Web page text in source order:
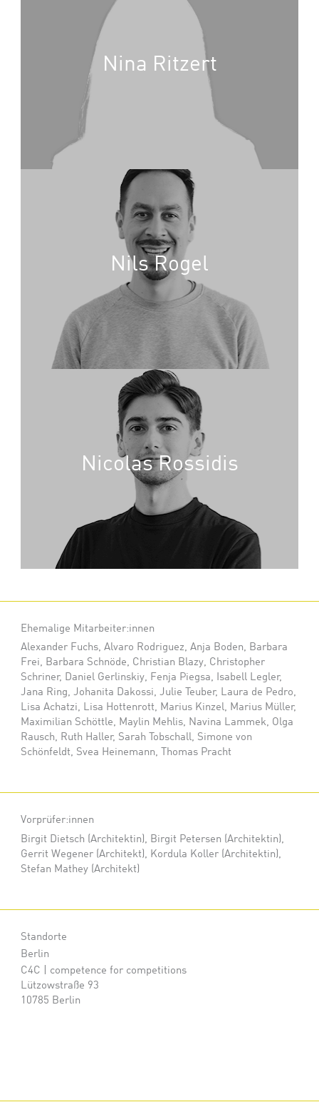
Nina Ritzert
Nils Rogel
Nicolas Rossidis
Ehemalige Mitarbeiter:innen
Alexander Fuchs Alvaro Rodriguez Anja Boden
Barbara
Frei
Barbara Schnöde Christian Blazy
Christopher
Schriner
Daniel Gerlinskiy Fenja Piegsa
Isabell Legler
Jana Ring
Johanita Dakossi Julie Teuber
Laura de Pedro
Lisa Achatzi
Lisa Hottenrott Marius Kinzel
Marius Müller
Maximilian Schöttle
Maylin Mehlis Navina Lammek
Olga
Rausch
Ruth Haller Sarah Tobschall
Simone von
Schönfeldt
Svea Heinemann Thomas Pracht
Vorprüfer:innen
Birgit Dietsch (Architektin)
Birgit Petersen (Architektin)
Gerrit Wegener (Architekt)
Kordula Koller (Architektin)
Stefan Mathey (Architekt)
Standorte
Berlin
C4C | competence for competitions
Lützowstraße 93
10785 Berlin